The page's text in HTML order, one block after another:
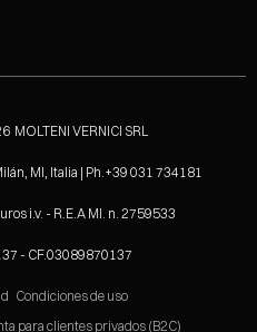
VERNICI SRL
MI, Italia | Ph.+39 031 734181
i.v. - R.E.A MI. n. 2759533
- CF.03089870137
Condiciones de uso
para clientes privados (B2C)